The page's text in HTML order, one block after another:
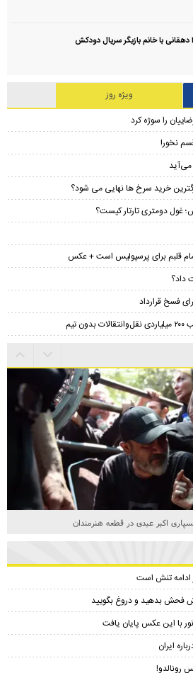
دهقانی با خانم بازیگر سریال دودکش
ویژه روز
را سوژه کرد
نخور!
خرید سرخ ها نهایی می شود؟
غول دومتری تارتار کیست؟
قلبم برای پرسپولیس است + عکس
داد؟
فسخ قرارداد
اکبر عبدی در قطعه هنرمندان
ادامه تنش است
فحش بدهید و دروغ بگویید
با این عکس پایان یافت
ایران
رونالدو!